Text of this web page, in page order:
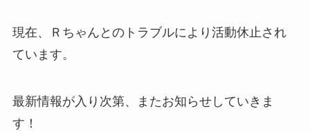
現在、Ｒちゃんとのトラブルにより活動休止され
ています。
最新情報が入り次第、またお知らせしていきま
す！